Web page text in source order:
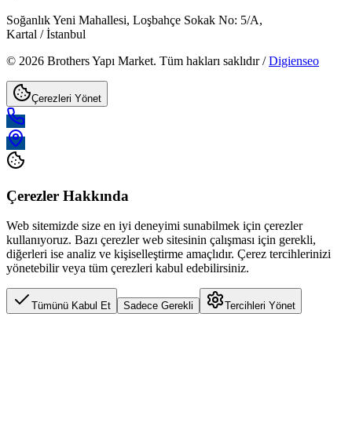
Soğanlık Yeni Mahallesi, Loşbahçe Sokak No: 5/A,
Kartal / İstanbul
© 2026 Brothers Yapı Market. Tüm hakları saklıdır /Digienseo
Çerezleri Yönet
Çerezler Hakkında
Web sitemizde size en iyi deneyimi sunabilmek için çerezler
kullanıyoruz. Bazı çerezler web sitesinin çalışması için gerekli,
diğerleri ise analiz ve kişiselleştirme amaçlıdır. Çerez tercihlerinizi
yönetebilir veya tüm çerezleri kabul edebilirsiniz.
Tümünü Kabul Et Sadece Gerekli Tercihleri Yönet